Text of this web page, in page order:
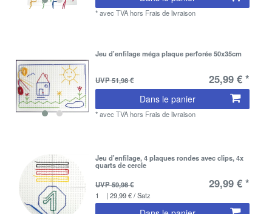
*avec TVAhors Frais de livraison
Jeu d'enfilage méga plaque perforée 50x35cm
UVP 51,98 € 25,99 € *
Dans le panier
*avec TVAhors Frais de livraison
Jeu d'enfilage, 4 plaques rondes avec clips, 4x
quarts de cercle
UVP 59,98 €
29,99 € *
1 | 29,99 € / Satz